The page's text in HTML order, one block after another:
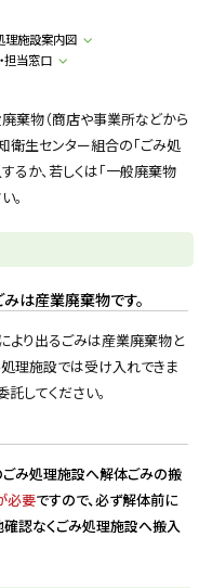
理施設案内図
担当窓口
棄物（商店や事業所などから
衛生センター組合の「ごみ処
るか、若しくは「一般廃棄物
。
は産業廃棄物です。
より出るごみは産業廃棄物と
理施設では受け入れできま
してください。
ごみ処理施設へ解体ごみの搬
必要ですので、必ず解体前に
認なくごみ処理施設へ搬入